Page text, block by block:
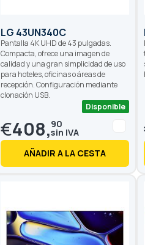
LG 43UN340C
Pantalla 4K UHD de 43 pulgadas.
Compacta, ofrece una imagen de
calidad y una gran simplicidad de uso
para hoteles, oficinas o áreas de
recepción. Configuración mediante
clonación USB.
Disponible
€408,90
AÑADIR A LA CESTA